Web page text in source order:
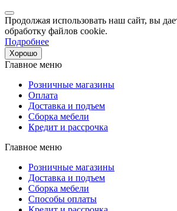
Продолжая использовать наш сайт, вы
обработку файлов cookie.
Подробнее
Хорошо
Главное меню
Розничные магазины
Оплата
Доставка и подъем
Сборка мебели
Кредит и рассрочка
Главное меню
Розничные магазины
Доставка и подъем
Сборка мебели
Способы оплаты